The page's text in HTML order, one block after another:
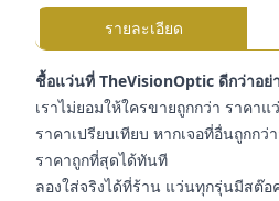
รายละเอียด
ชื้อแว่นที่ TheVisionOptic ดีกว่าอย่
เราไม่ยอมให้ใครขายถูกกว่า ราคา
ราคาเปรียบเทียบ หากเจอที่อื่นถูกกว่
ราคาถูกที่สุดได้ทันที
ลองใส่จริงได้ที่ร้าน แว่นทุกรุ่นมีสต๊อ